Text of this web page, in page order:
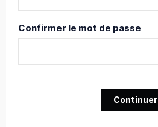
Confirmer le mot de passe
Continuer